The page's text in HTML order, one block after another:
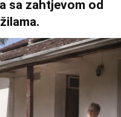
sa zahtjevom od